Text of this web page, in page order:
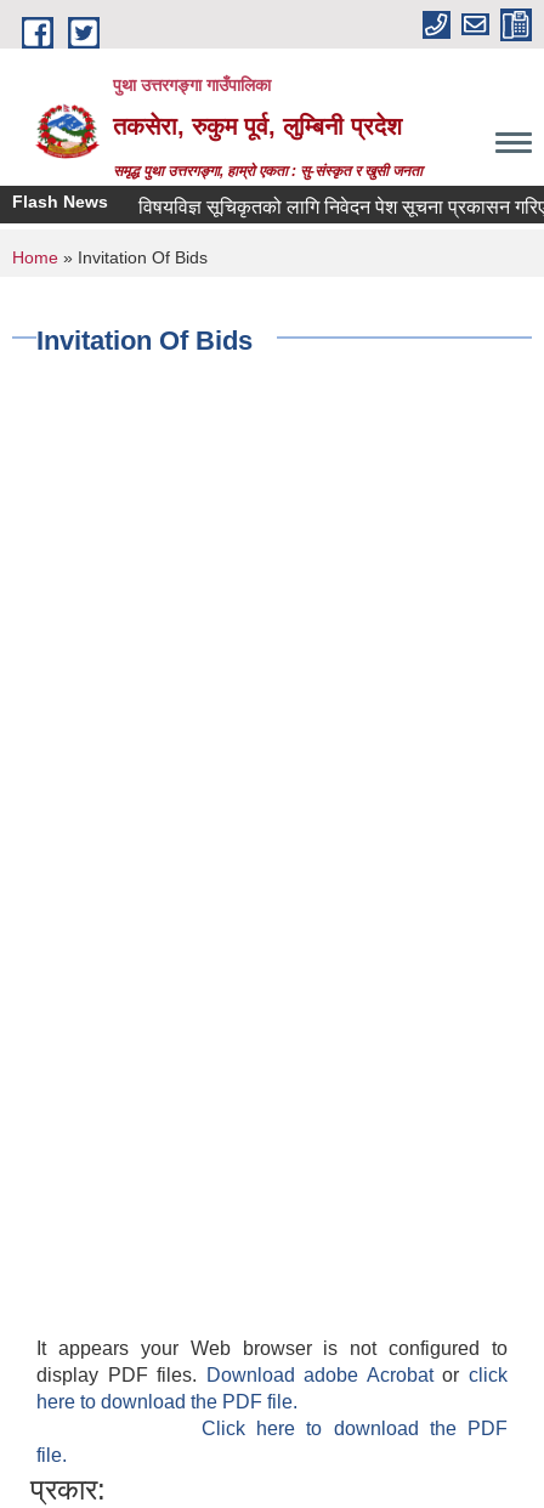
Skip to main content
पुथा उत्तरगङ्गा गाउँपालिका
तकसेरा, रुकुम पूर्व, लुम्बिनी प्रदेश
समृद्ध पुथा उत्तरगङ्गा, हाम्रो एकता : सु-संस्कृत र खुसी जनता
Flash Newsविषयविज्ञ सूचिकृतको लागि निवेदन पेश सूचना प्रकासन गरिएको
You are here
Home » Invitation Of Bids
Invitation Of Bids
It appears your Web browser is not configured to
display PDF files.
Download adobe Acrobatorclick
here to download the PDF file.
Click here to download the PDF
file.
प्रकार: